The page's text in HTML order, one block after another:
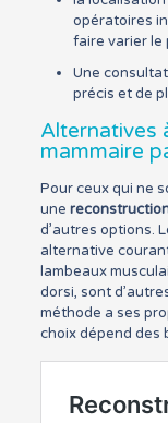
opératoires
faire varier le
Une
précis et de
Alternatives
mammaire
Pour ceux qui ne
une
d’autres options.
alternative
lambeaux
dorsi, sont
méthode a ses
choix dépend des